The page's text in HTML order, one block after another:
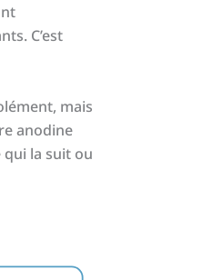
C’est
mais
anodine
la suit ou